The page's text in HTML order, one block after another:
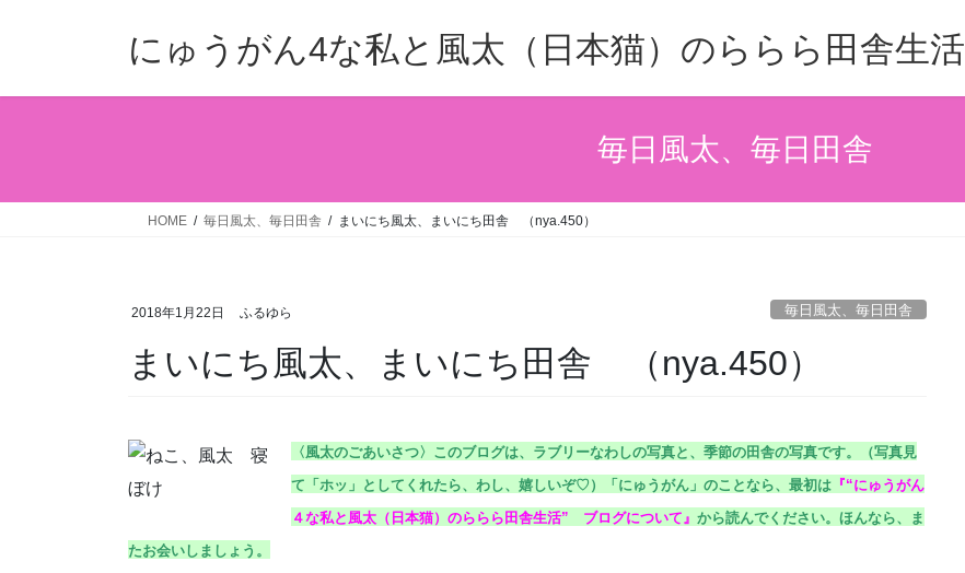
にゅうがん4な私と風太（日本猫）のららら田舎生活
毎日風太、毎日田舎
HOME 毎日風太、毎日田舎 まいにち風太、まいにち田舎 （nya.450）
2018年1月22日 ふるゆら 毎日風太、毎日田舎
まいにち風太、まいにち田舎 （nya.450）
〈風太のごあいさつ〉このブログは、ラブリーなわしの写真と、季節の田舎の写真です。（写真見
て「ホッ」としてくれたら、わし、嬉しいぞ♡）
「にゅうがん」のことなら、最初は 『“にゅうがん
４な私と風太（日本猫）のららら田舎生活” ブログについて』 から読んでください。 ほんなら、ま
たお会いしましょう。